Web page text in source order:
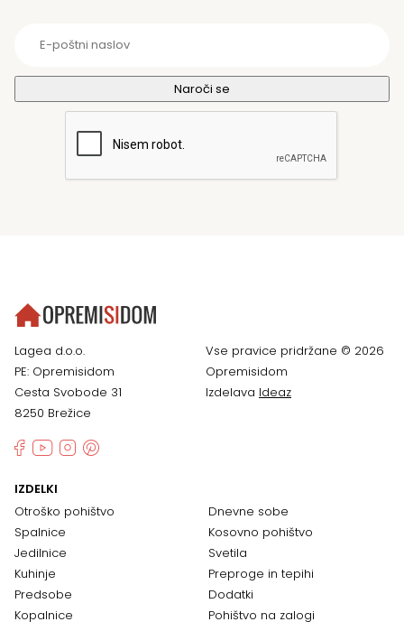
Lagea d.o.o.
PE: Opremisidom
Cesta Svobode 31
8250 Brežice
Vse pravice pridržane © 2026
Opremisidom
Izdelava Ideaz
IZDELKI
Otroško pohištvo
Spalnice
Jedilnice
Kuhinje
Predsobe
Kopalnice
Dnevne sobe
Kosovno pohištvo
Svetila
Preproge in tepihi
Dodatki
Pohištvo na zalogi